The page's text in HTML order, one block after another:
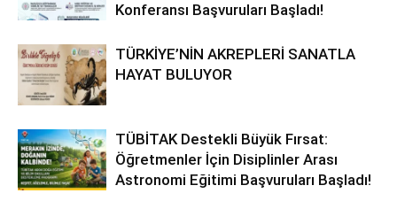
Konferansı Başvuruları Başladı!
TÜRKİYE’NİN AKREPLERİ SANATLA
HAYAT BULUYOR
TÜBİTAK Destekli Büyük Fırsat:
Öğretmenler İçin Disiplinler Arası
Astronomi Eğitimi Başvuruları Başladı!